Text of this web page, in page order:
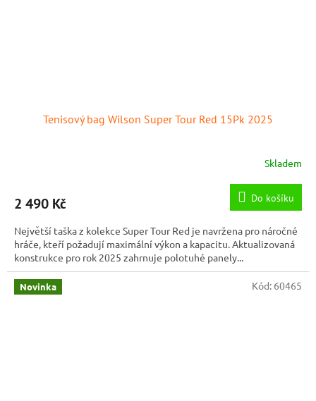
Tenisový bag Wilson Super Tour Red 15Pk 2025
Skladem
2 490 Kč Do košíku
Největší taška z kolekce Super Tour Red je navržena pro náročné
hráče, kteří požadují maximální výkon a kapacitu. Aktualizovaná
konstrukce pro rok 2025 zahrnuje polotuhé panely...
Novinka Kód: 60465